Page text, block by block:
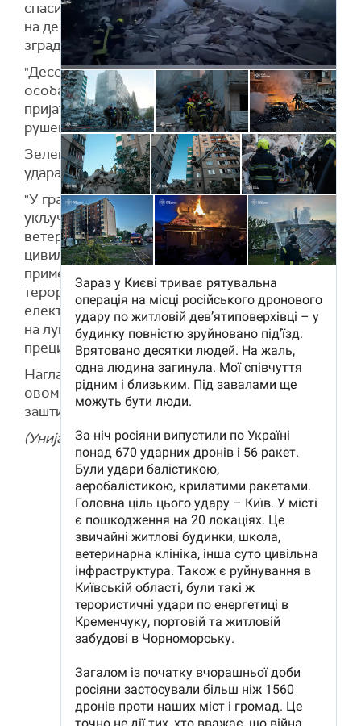
спасилачка операција на месту руског напада
на деветоспратну стамбену зграду – улаз у
зграду је потпуно уништен.
"Десетине људи су спасене. Нажалост, једна
особа је погинула. Моје саучешће породици и
пријатељима. Можда још увек има људи испод
рушевина", упозорио је председник.
Зеленски је истакао да је главна мета ноћног
удара био Кијев.
"У граду постоји 20 оштећених локација. То
укључује обичне стамбене зграде, школу,
ветеринарску клинику и другу искључиво
цивилну инфраструктуру. Разарања су
примећена и у Кијевској области. Слични
терористички напади догодили су се на
електроенергетску мрежу у Кременчуку, као и
на луку и стамбене зграде у Чорноморск",
прецизирао је украјински лидер.
Нагласио је да је важно да партнери не ћуте о
овом нападу и да наставе да подржавају
заштиту украјинског ваздушног простора.
(Унијан)